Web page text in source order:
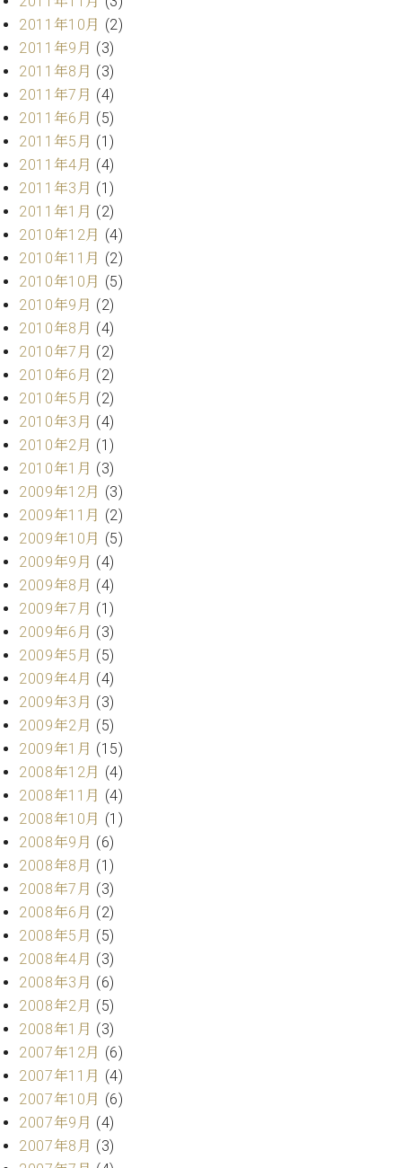
2011年10月 (2)
2011年9月 (3)
2011年8月 (3)
2011年7月 (4)
2011年6月 (5)
2011年5月 (1)
2011年4月 (4)
2011年3月 (1)
2011年1月 (2)
2010年12月 (4)
2010年11月 (2)
2010年10月 (5)
2010年9月 (2)
2010年8月 (4)
2010年7月 (2)
2010年6月 (2)
2010年5月 (2)
2010年3月 (4)
2010年2月 (1)
2010年1月 (3)
2009年12月 (3)
2009年11月 (2)
2009年10月 (5)
2009年9月 (4)
2009年8月 (4)
2009年7月 (1)
2009年6月 (3)
2009年5月 (5)
2009年4月 (4)
2009年3月 (3)
2009年2月 (5)
2009年1月 (15)
2008年12月 (4)
2008年11月 (4)
2008年10月 (1)
2008年9月 (6)
2008年8月 (1)
2008年7月 (3)
2008年6月 (2)
2008年5月 (5)
2008年4月 (3)
2008年3月 (6)
2008年2月 (5)
2008年1月 (3)
2007年12月 (6)
2007年11月 (4)
2007年10月 (6)
2007年9月 (4)
2007年8月 (3)